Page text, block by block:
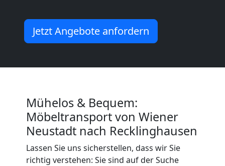
Jetzt Angebote anfordern
Mühelos & Bequem:
Möbeltransport von Wiener
Neustadt nach Recklinghausen
Lassen Sie uns sicherstellen, dass wir Sie
richtig verstehen: Sie sind auf der Suche
Umzug
Wiener
Neustadt
Umzug
Mann